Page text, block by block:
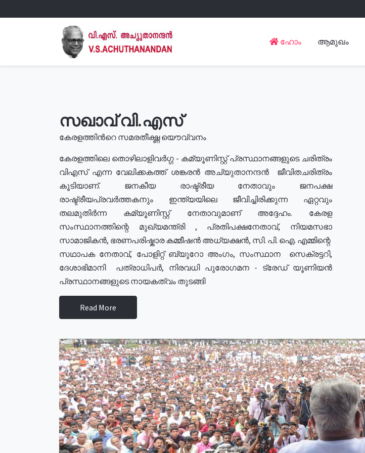
ഹോം ആമുഖം
സഖാവ് വി.എസ്
കേരളത്തിൻറെ സമരതീക്ഷ്ണ യൌവ്വനം
കേരളത്തിലെ തൊഴിലാളിവർഗ്ഗ - കമ്യൂണിസ്റ്റ് പ്രസ്ഥാനങ്ങളുടെ ചരിത്രം
വിഎസ് എന്ന വേലിക്കകത്ത് ശങ്കരൻ അച്യുതാനന്ദൻ ജീവിതചരിത്രം
കൂടിയാണ്. ജനകീയ രാഷ്ട്രീയ നേതാവും ജനപക്ഷ
രാഷ്ട്രീയപ്രവർത്തകനും ഇന്ത്യയിലെ ജീവിച്ചിരിക്കുന്ന ഏറ്റവും
തലമുതിർന്ന കമ്യൂണിസ്റ്റ് നേതാവുമാണ് അദ്ദേഹം. കേരള
സംസ്ഥാനത്തിന്റെ മുഖ്യമന്ത്രി , പ്രതിപക്ഷനേതാവ്, നിയമസഭാ
സാമാജികൻ, ഭരണപരിഷ്കാര കമ്മീഷൻ അധ്യക്ഷൻ, സി. പി. ഐ. എമ്മിന്റെ
സഥാപക നേതാവ്, പോളിറ്റ് ബ്യുറോ അംഗം, സംസ്ഥാന സെക്രട്ടറി,
ദേശാഭിമാനി പത്രാധിപർ, നിരവധി പുരോഗമന - ട്രേഡ് യൂണിയൻ
പ്രസ്ഥാനങ്ങളുടെ നായകത്വം തുടങ്ങി
Read More